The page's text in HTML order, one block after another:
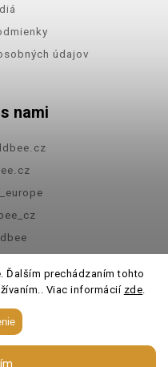
Ďalším prechádzaním tohto
Viac informácií zde.
údajov
nami
8:00-14:00
práva vyhradené.
cookies